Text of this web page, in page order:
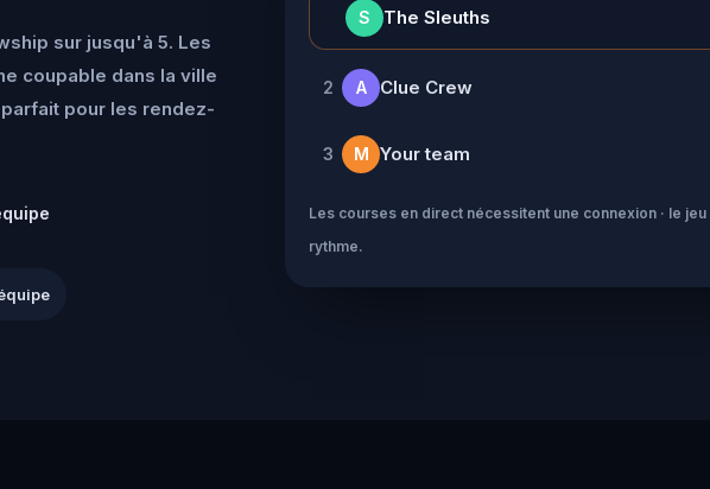
sur jusqu'à 5. Les
coupable dans la ville
pour les rendez-
S The Sleuths
2 A Clue Crew
3 M Your team
Les courses en direct nécessitent une connexion · le
rythme.